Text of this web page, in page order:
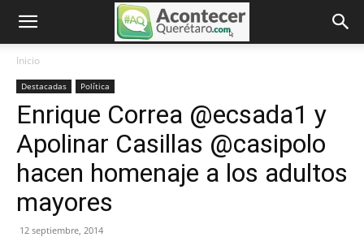
Inicio
Destacadas Política
Enrique Correa @ecsada1 y
Apolinar Casillas @casipolo
hacen homenaje a los adultos
mayores
12 septiembre, 2014